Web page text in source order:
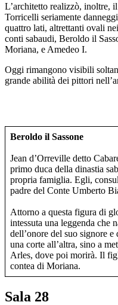
L’architetto realizzò, inoltre,
Torricelli seriamente
quattro lati, altrettanti ovali
conti sabaudi, Beroldo il
Moriana, e Amedeo I.
Oggi rimangono visibili
grande abilità dei pittori
Beroldo il Sassone
Jean d’Orreville detto
primo duca della dinastia
propria famiglia. Egli,
padre del Conte Umberto
Attorno a questa figura di
intessuta una leggenda che
dell’onore del suo signore
una corte all’altra, sino a
Arles, dove poi morirà. Il
contea di Moriana.
Sala 28